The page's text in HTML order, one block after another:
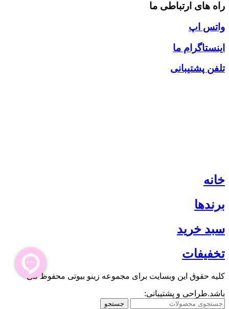
راه های ارتباطی ما
واتس اپ
اینستاگرام ما
تلفن پشتیبانی
خانه
برندها
سبد خرید
تخفیفات
کلیه حقوق این وبسایت برای مجموعه زینو بیوتی محفوظ می
باشد.طراحی و پشتیبانی:
جستجو